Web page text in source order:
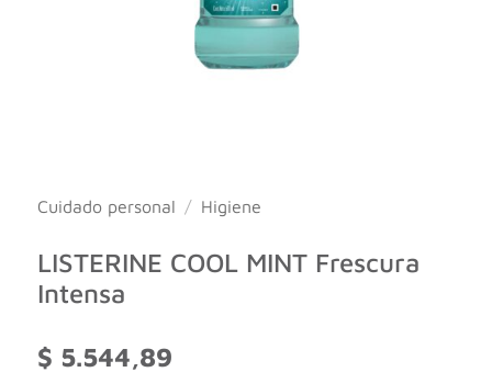
Cuidado personal / Higiene
LISTERINE COOL MINT Frescura
Intensa
$ 5.544,89